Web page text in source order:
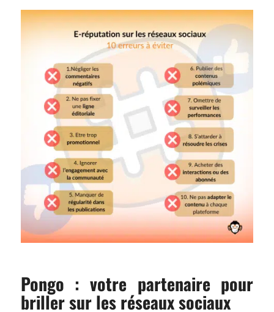
Pongo : votre partenaire pour
briller sur les réseaux sociaux